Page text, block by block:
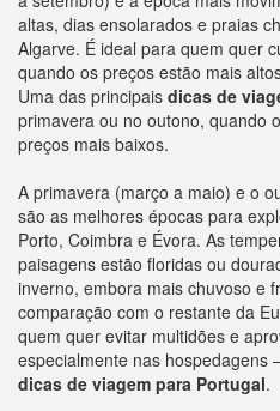
altas, dias ensolarados e praias
Algarve. É ideal para quem quer
quando os preços estão mais
Uma das principais dicas de
primavera ou no outono, quando
preços mais baixos.
A primavera (março a maio) e o
são as melhores épocas para
Porto, Coimbra e Évora. As
paisagens estão floridas ou
inverno, embora mais chuvoso e
comparação com o restante da
quem quer evitar multidões e
especialmente nas
dicas de viagem para Portugal.